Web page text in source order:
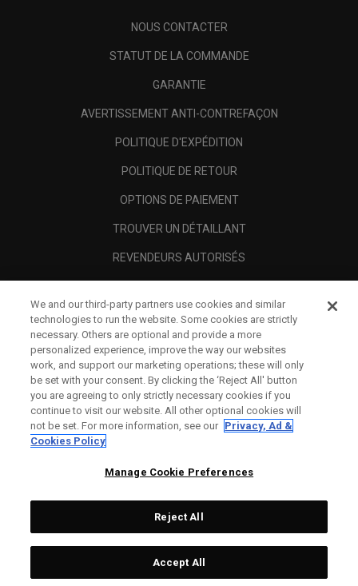
NOUS CONTACTER
STATUT DE LA COMMANDE
GARANTIE
AVERTISSEMENT ANTI-CONTREFAÇON
POLITIQUE D'EXPÉDITION
POLITIQUE DE RETOUR
OPTIONS DE PAIEMENT
TROUVER UN DÉTAILLANT
REVENDEURS AUTORISÉS
A PROPOS
MENTIONS LÉGALES
Topgolf Callaway Brands.
All rights reserved.
We and our third-party partners use cookies and similar
technologies to run the website. Some cookies are strictly
necessary. Others are optional and provide a more
personalized experience, improve the way our websites
work, and support our marketing operations; these will only
be set with your consent. By clicking the ‘Reject All' button
you are agreeing to only strictly necessary cookies if you
continue to visit our website. All other optional cookies will
not be set. For more information, see our Privacy, Ad &
Cookies Policy
Manage Cookie Preferences
Reject All
Accept All